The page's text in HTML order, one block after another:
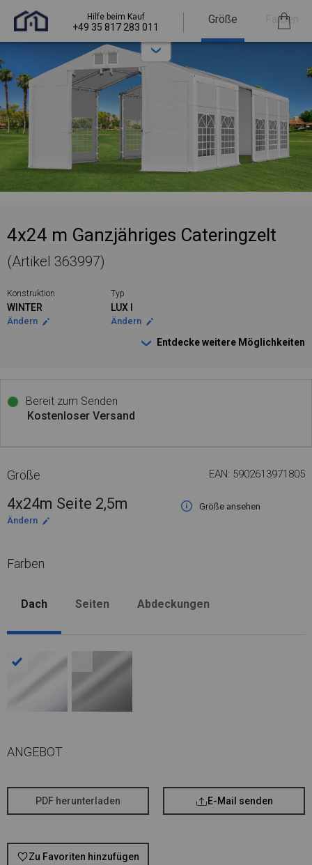
Hilfe beim Kauf
+49 35 817 283 011
Größe Farben
4x24 m Ganzjähriges Cateringzelt
(Artikel 363997)
Konstruktion
WINTER
Ändern
Typ
LUX I
Ändern
Entdecke weitere Möglichkeiten
Bereit zum Senden
Kostenloser Versand
Größe EAN: 5902613971805
4x24m Seite 2,5m
Größe ansehen
Ändern
Farben
Dach Seiten Abdeckungen
ANGEBOT
PDF herunterladen E-Mail senden
Zu Favoriten hinzufügen